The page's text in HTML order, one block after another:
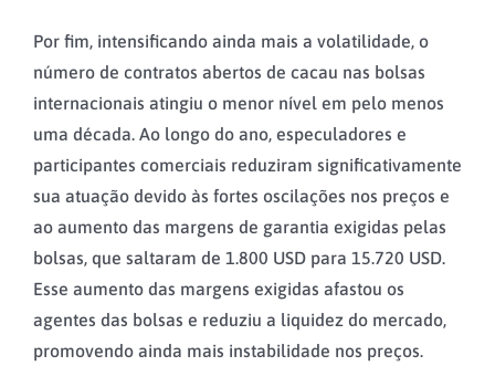
Por fim, intensificando ainda mais a volatilidade, o
número de contratos abertos de cacau nas bolsas
internacionais atingiu o menor nível em pelo menos
uma década. Ao longo do ano, especuladores e
participantes comerciais reduziram significativamente
sua atuação devido às fortes oscilações nos preços e
ao aumento das margens de garantia exigidas pelas
bolsas, que saltaram de 1.800 USD para 15.720 USD.
Esse aumento das margens exigidas afastou os
agentes das bolsas e reduziu a liquidez do mercado,
promovendo ainda mais instabilidade nos preços.